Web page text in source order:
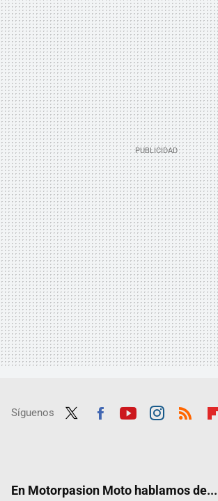
Síguenos
En Motorpasion Moto hablamos de...